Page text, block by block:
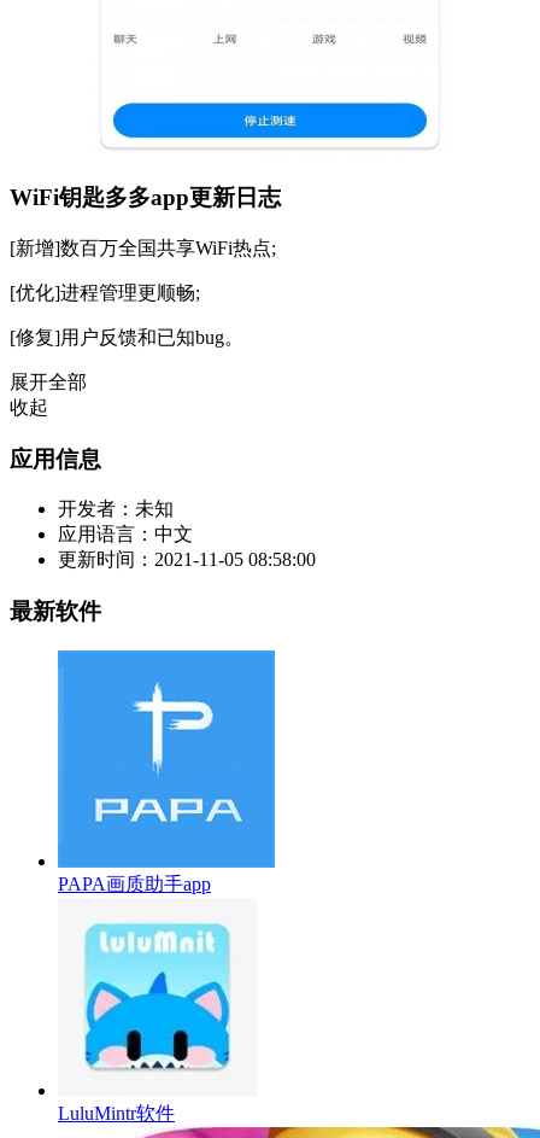
WiFi钥匙多多app更新日志
[新增]数百万全国共享WiFi热点;
[优化]进程管理更顺畅;
[修复]用户反馈和已知bug。
展开全部
收起
应用信息
开发者： 未知
应用语言： 中文
更新时间： 2021-11-05 08:58:00
最新软件
PAPA画质助手app
LuluMintr软件